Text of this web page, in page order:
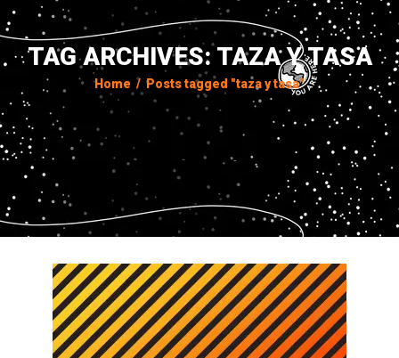
TAG ARCHIVES: TAZA Y TASA
Home / Posts tagged "taza y tasa"